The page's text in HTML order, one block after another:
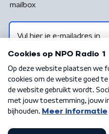
mailbox
Algemene voorwaarden